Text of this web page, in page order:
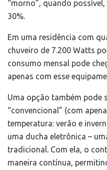
“morno”, quando
30%.
Em uma residência com
chuveiro de 7.200 Watts
consumo mensal pode
apenas com esse
Uma opção também pode
“convencional” (com
temperatura: verão e
uma ducha eletrônica –
tradicional. Com ela, o
maneira contínua,